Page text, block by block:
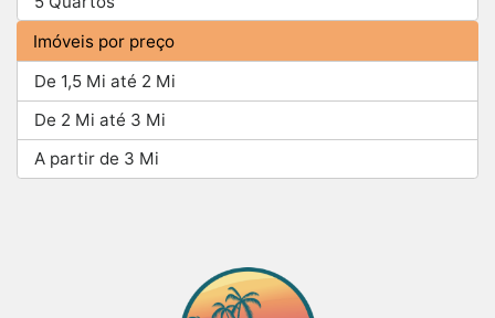
Imóveis por preço
De 1,5 Mi até 2 Mi
De 2 Mi até 3 Mi
A partir de 3 Mi